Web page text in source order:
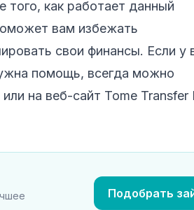
как работает данный
вам избежать
свои финансы. Если у
помощь, всегда можно
на веб-сайт Tome Transfer
Подобрать